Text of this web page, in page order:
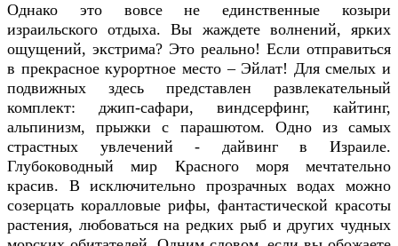
Однако это вовсе не единственные козыри
израильского отдыха. Вы жаждете волнений, ярких
ощущений, экстрима? Это реально! Если отправиться
в прекрасное курортное место – Эйлат! Для смелых и
подвижных здесь представлен развлекательный
комплект: джип-сафари, виндсерфинг, кайтинг,
альпинизм, прыжки с парашютом. Одно из самых
страстных увлечений - дайвинг в Израиле.
Глубоководный мир Красного моря мечтательно
красив. В исключительно прозрачных водах можно
созерцать коралловые рифы, фантастической красоты
растения, любоваться на редких рыб и других чудных